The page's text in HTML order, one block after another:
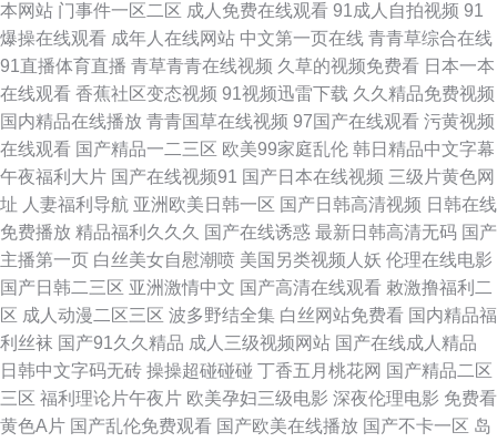
社电影 人艹人AV www91在线看自拍 在线免费观看 91成人无码免费一区二
区 色窝窝一区二区三区 www日b在线观看视频 色综合导航伊人 久久亚洲伊
人 成人精品久久禁导航 91叉叉叉 成人精品三级AV在线看 伊人色视频 蜜桃
91麻豆 精品第一福利导航 97资源碰色 欧美专区第一页 性生活电影 免费色片
APP 国产91看片视频 91传播媒官网 国产国产69 97人妻人人干 欧美一品 午
夜影片草莓视频 男女生上床视频 国产福利二区 91处女免费在线 www伊人在
线大 天堂AV岛国 欧美不卡第页 狠狠干在线 91网站频 欧美亚洲福利视频网
站 亚洲伊人色宗网 欧美三区综合 国产情侣AV 91拉拉 九九色九只有精在线
本网站 门事件一区二区 成人免费在线观看 91成人自拍视频 91
爆操在线观看 成年人在线网站 中文第一页在线 青青草综合在线
91直播体育直播 青草青青在线视频 久草的视频免费看 日本一本
在线观看 香蕉社区变态视频 91视频迅雷下载 久久精品免费视频
国内精品在线播放 青青国草在线视频 97国产在线观看 污黄视频
在线观看 国产精品一二三区 欧美99家庭乱伦 韩日精品中文字幕
午夜福利大片 国产在线视频91 国产日本在线视频 三级片黄色网
址 人妻福利导航 亚洲欧美日韩一区 国产日韩高清视频 日韩在线
免费播放 精品福利久久久 国产在线诱惑 最新日韩高清无码 国产
主播第一页 白丝美女自慰潮喷 美国另类视频人妖 伦理在线电影
国产日韩二三区 亚洲激情中文 国产高清在线观看 敕激撸福利二
区 成人动漫二区三区 波多野结全集 白丝网站免费看 国内精品福
利丝袜 国产91久久精品 成人三级视频网站 国产在线成人精品
日韩中文字码无砖 操操超碰碰碰 丁香五月桃花网 国产精品二区
三区 福利理论片午夜片 欧美孕妇三级电影 深夜伦理电影 免费看
黄色A片 国产乱伦免费观看 国产欧美在线播放 国产不卡一区 岛